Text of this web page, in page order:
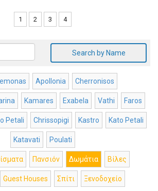
1 2 3 4
Search by Name
Apollonia Cherronisos
Kamares Exabela Vathi Faros
Petali Chrissopigi Kastro Kato Petali
Katavati Poulati
Πανσιόν Δωμάτια Βίλες
Guest Houses Σπίτι Ξενοδοχείο